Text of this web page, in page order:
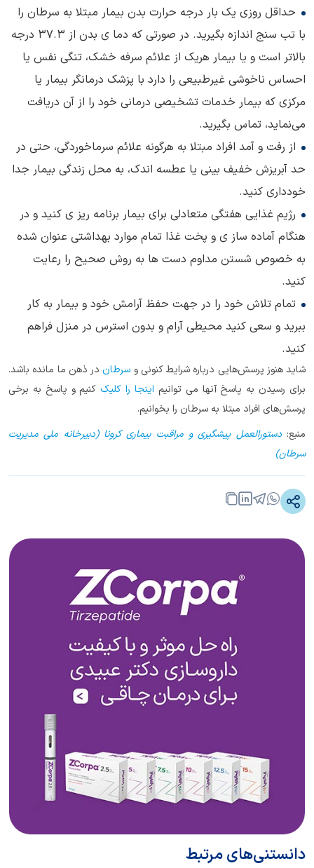
حداقل روزی یک بار درجه حرارت بدن بیمار مبتلا به سرطان را
با تب سنج اندازه بگیرید. در صورتی که دما ی بدن از 37.3 درجه
بالاتر است و یا بیمار هریک از علائم سرفه خشک، تنگی نفس یا
احساس ناخوشی غیرطبیعی را دارد با پزشک درمانگر بیمار یا
مرکزی که بیمار خدمات تشخیصی درمانی خود را از آن دریافت
می‌نماید، تماس بگیرید.
از رفت و آمد افراد مبتلا به هرگونه علائم سرماخوردگی، حتی در
حد آبریزش خفیف بینی یا عطسه اندک، به محل زندگی بیمار جدا
خودداری کنید.
رژیم غذایی هفتگی متعادلی برای بیمار برنامه ریز ی کنید و در
هنگام آماده ساز ی و پخت غذا تمام موارد بهداشتی عنوان شده
به خصوص شستن مداوم دست ها به روش صحیح را رعایت
کنید.
تمام تلاش خود را در جهت حفظ آرامش خود و بیمار به کار
ببرید و سعی کنید محیطی آرام و بدون استرس در منزل فراهم
کنید.
شاید هنوز پرسش‌هایی درباره شرایط کنونی و سرطاندر ذهن ما مانده باشد.
برای رسیدن به پاسخ آنها می توانیم اینجا را کلیک کنیم و پاسخ به برخی
پرسش‌های افراد مبتلا به سرطان را بخوانیم.
منبع:دستورالعمل پیشگیری و مراقبت بیماری کرونا (دبیرخانه ملی مدیریت
سرطان)
دانستنی‌های مرتبط